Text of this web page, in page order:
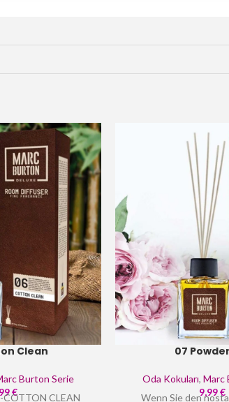
Clean
Burton Serie
€
COTTON CLEAN
07
Oda Kokuları, Marc
9,99€
Wenn Sie den